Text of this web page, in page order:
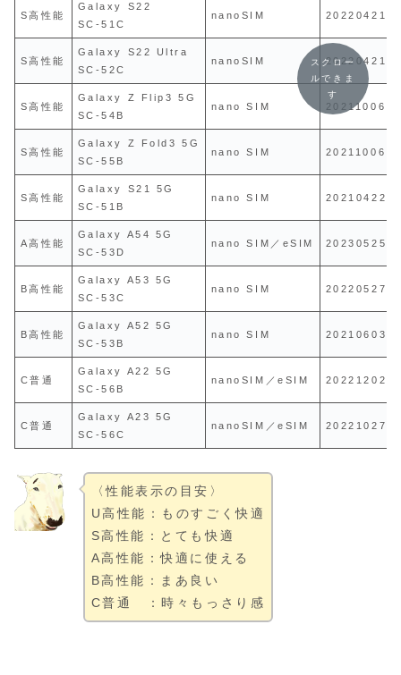
S高性能
Galaxy S22
SC-51C
nanoSIM 20220421
S高性能
Galaxy S22 Ultra
SC-52C
nanoSIM 20220421
S高性能
Galaxy Z Flip3 5G
SC-54B
nano SIM 20211006
S高性能
Galaxy Z Fold3 5G
SC-55B
nano SIM 20211006
S高性能
Galaxy S21 5G
SC-51B
nano SIM 20210422
A高性能
Galaxy A54 5G
SC-53D
nano SIM／eSIM 20230525
B高性能
Galaxy A53 5G
SC-53C
nano SIM 20220527
B高性能
Galaxy A52 5G
SC-53B
nano SIM 20210603
C普通
Galaxy A22 5G
SC-56B
nanoSIM／eSIM 20221202
C普通
Galaxy A23 5G
SC-56C
nanoSIM／eSIM 20221027
スクロー
ルできま
す
〈性能表示の目安〉
U高性能：ものすごく快適
S高性能：とても快適
A高性能：快適に使える
B高性能：まあ良い
C普通 ：時々もっさり感